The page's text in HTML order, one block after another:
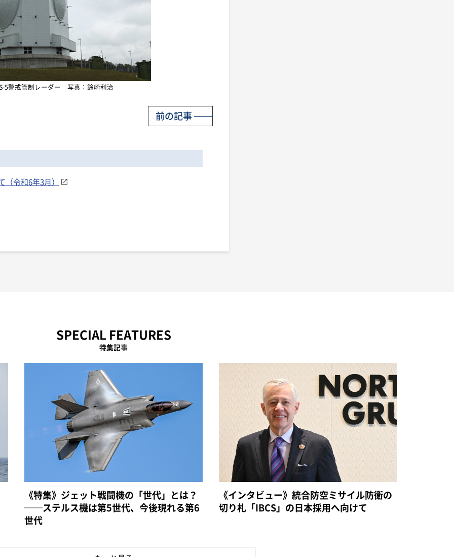
5警戒管制レーダー 写真：鈴崎利治
前の記事
令和6年3月）
SPECIAL FEATURES
特集記事
《特集》ジェット戦闘機の「世代」とは？
──ステルス機は第5世代、今後現れる第6
世代
《インタビュー》統合防空ミサイル防衛の
切り札「IBCS」の日本採用へ向けて